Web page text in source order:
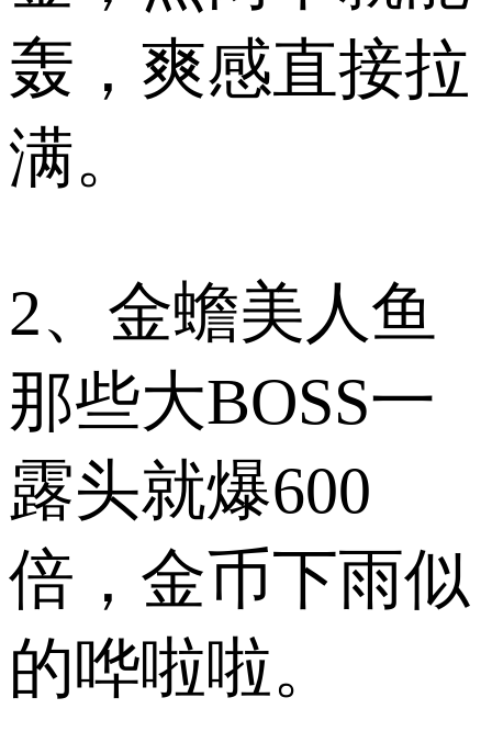
轰，爽感直接拉
满。
2、金蟾美人鱼
那些大BOSS一
露头就爆600
倍，金币下雨似
的哗啦啦。